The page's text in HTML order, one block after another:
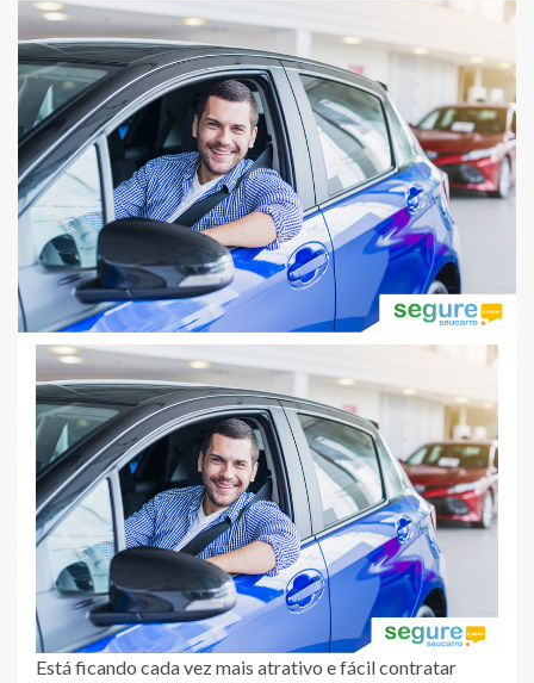
Está ficando cada vez mais atrativo e fácil contratar